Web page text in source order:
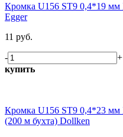
Кромка U156 ST9 0,4*19 мм
Egger
11 руб.
-
+
купить
Кромка U156 ST9 0,4*23 мм
(200 м бухта) Dollken